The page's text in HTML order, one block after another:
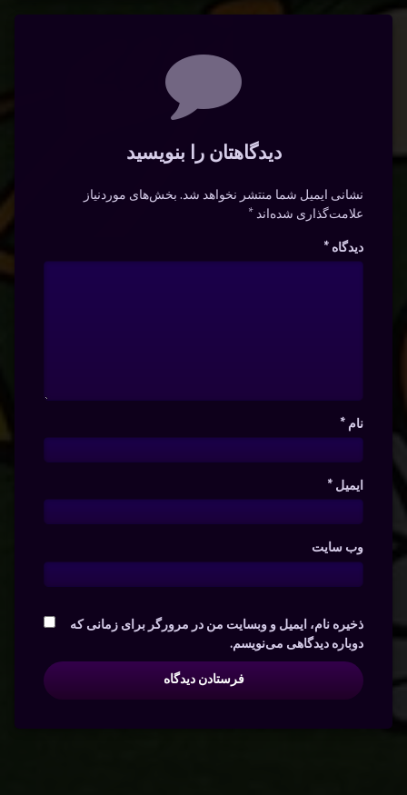
دیدگاهتان را بنویسید
نشانی ایمیل شما منتشر نخواهد شد. بخش‌های موردنیاز
علامت‌گذاری شده‌اند*
دیدگاه *
نام *
ایمیل *
وب‌ سایت
ذخیره نام، ایمیل و وبسایت من در مرورگر برای زمانی که
دوباره دیدگاهی می‌نویسم.